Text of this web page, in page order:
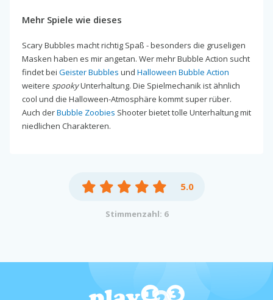
Mehr Spiele wie dieses
Scary Bubbles macht richtig Spaß - besonders die gruseligen
Masken haben es mir angetan. Wer mehr Bubble Action sucht
findet bei Geister Bubbles und Halloween Bubble Action
weitere spookyUnterhaltung. Die Spielmechanik ist ähnlich
cool und die Halloween-Atmosphäre kommt super rüber.
Auch derBubble Zoobies Shooter bietet tolle Unterhaltung mit
niedlichen Charakteren.
5.0
Stimmenzahl: 6